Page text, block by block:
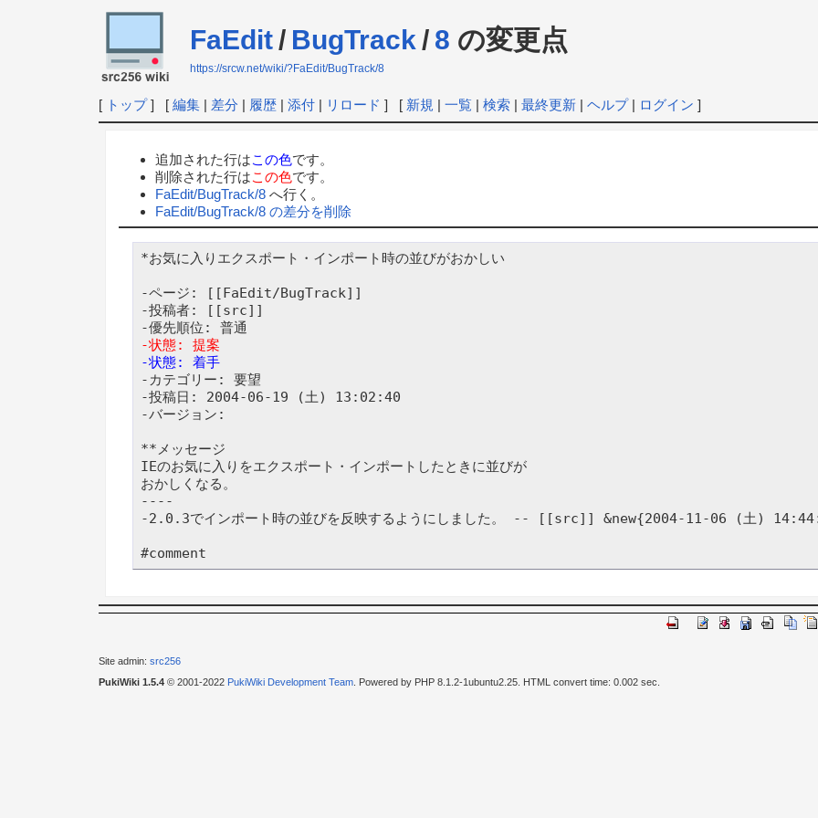
FaEdit/ BugTrack / 8 の変更点
https://srcw.net/wiki/?FaEdit/BugTrack/8
[ トップ] [ 編集| 差分 | 履歴| 添付| リロード ] [ 新規 | 一覧| 検索| 最終更新| ヘルプ| ログイン ]
追加された行はこの色です。
削除された行はこの色です。
FaEdit/BugTrack/8 へ行く。
FaEdit/BugTrack/8 の差分を削除
*お気に入りエクスポート・インポート時の並びがおかしい
-ページ: [[FaEdit/BugTrack]]
-投稿者: [[src]]
-状態: 提案
-状態: 着手
-カテゴリー: 要望
-投稿日: 2004-06-19 (土) 13:02:40
-バージョン:
**メッセージ
IEのお気に入りをエクスポート・インポートしたときに並びが
おかしくなる。
----
-2.0.3でインポート時の並びを反映するようにしました。 -- [[src]] &new{2004-11-06 (土)
Site admin: src256
PukiWiki 1.5.4© 2001-2022 PukiWiki Development Team. Powered by PHP 8.1.2-1ubuntu2.25. HTML convert time: 0.002 sec.